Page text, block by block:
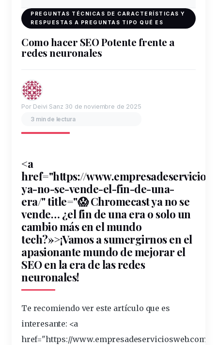
PREGUNTAS TÉCNICAS DE CARACTERÍSTICAS Y
RESPUESTAS A PREGUNTAS TIPO QUÉ ES
Como hacer SEO Potente frente a
redes neuronales
Por Deivi Sanz 30 de noviembre de 2025
3 min de lectura
<a
href="https://
ya-no-se-vende-el-fin-de-una-
era/" title="😱 Chromecast ya no se
vende… ¿el fin de una era o solo un
cambio más en elmundo
tech?»>¡Vamos asumergirnosen el
apasionante mundo de mejorar el
SEO en la era de lasredes
neuronales!
Te recomiendo ver este artículo que es
interesante: <a
href="https://www.empresadeserviciosweb.com/